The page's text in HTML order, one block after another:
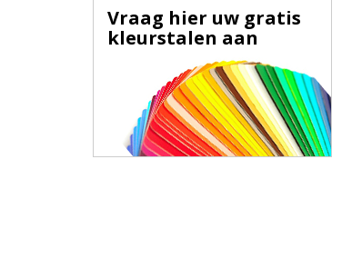
Vraag hier uw gratis
kleurstalen aan